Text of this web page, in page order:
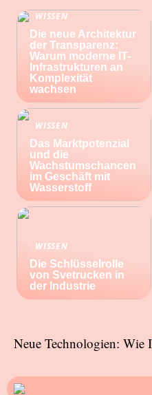
WISSEN
Die neue Architektur
der Transparenz:
Warum moderne IT-
Infrastrukturen an
Komplexität
wachsen
WISSEN
Das Marktpotenzial
und die
Wachstumschancen
im Geschäft mit
Wasserstoff
WISSEN
Die Schlüsselrolle
von Svetrucken in
der Industrie
Neue Technologien: Wie